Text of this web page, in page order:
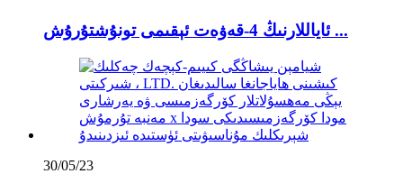
ئاياللارنىڭ 4-قەۋەت ئېقىمى تونۇشتۇرۇش ...
30/05/23